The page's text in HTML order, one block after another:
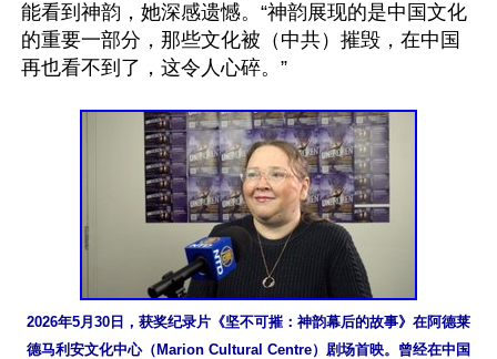
能看到神韵，她深感遗憾。“神韵展现的是中国文化
的重要一部分，那些文化被（中共）摧毁，在中国
再也看不到了，这令人心碎。”
2026年5月30日，获奖纪录片《坚不可摧：神韵幕后的故事》在阿德莱
德马利安文化中心（Marion Cultural Centre）剧场首映。曾经在中国